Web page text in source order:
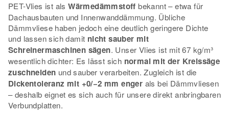
PET-Vlies ist alsWärmedämmstoff bekannt – etwa für
Dachausbauten und Innenwanddämmung. Übliche
Dämmvliese haben jedoch eine deutlich geringere Dichte
und lassen sich damit nicht sauber mit
Schreinermaschinen sägen. Unser Vlies ist mit 67 kg/m³
wesentlich dichter: Es lässt sich normal mit der Kreissäge
zuschneiden und sauber verarbeiten. Zugleich ist die
Dickentoleranz mit +0/−2 mm enger als bei Dämmvliesen
– deshalb eignet es sich auch für unsere direkt anbringbaren
Verbundplatten.